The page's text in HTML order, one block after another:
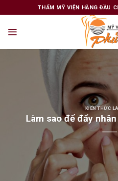
to
THẨM MỸ VIỆN HÀNG ĐẦU
KIẾN THỨC
Làm sao để đẩy